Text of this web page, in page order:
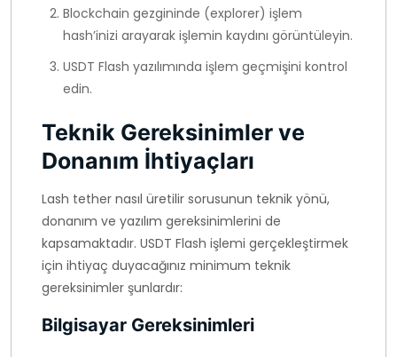
Blockchain gezgininde (explorer) işlem
hash’inizi arayarak işlemin kaydını görüntüleyin.
USDT Flash yazılımında işlem geçmişini kontrol
edin.
Teknik Gereksinimler ve
Donanım İhtiyaçları
Lash tether nasıl üretilir sorusunun teknik yönü,
donanım ve yazılım gereksinimlerini de
kapsamaktadır. USDT Flash işlemi gerçekleştirmek
için ihtiyaç duyacağınız minimum teknik
gereksinimler şunlardır:
Bilgisayar Gereksinimleri